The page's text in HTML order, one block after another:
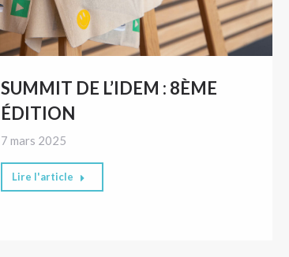
SUMMIT DE L’IDEM : 8ÈME
ÉDITION
7 mars 2025
Lire l'article